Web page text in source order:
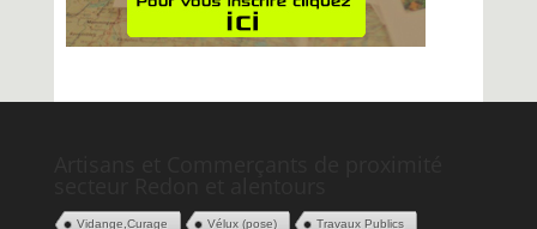
Vidange,Curage Vélux (pose) Travaux Publics